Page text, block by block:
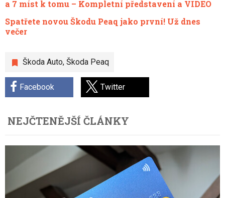
Škoda Auto, Škoda Peaq
Facebook Twitter
a 7 míst k tomu – Kompletní představení a VIDEO
Spatřete novou Škodu Peaq jako první! Už dnes
večer
NEJČTENĚJŠÍ ČLÁNKY